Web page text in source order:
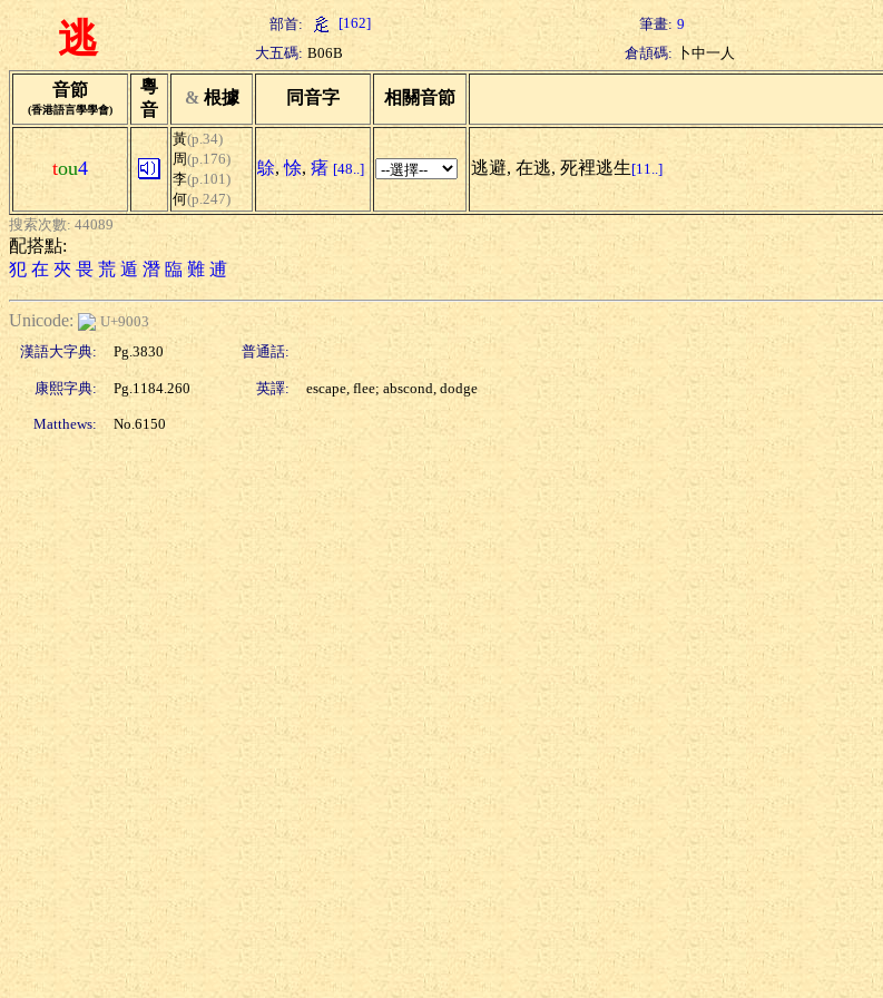
逃 部首: [162] 筆畫: 9
大五碼: B06B 倉頡碼: 卜中一人
音節
(香港語言學學會)
粵
音
& 根據 同音字 相關音節
tou4
黃(p.34)
周(p.176)
李(p.101)
何(p.247)
鵌,悇, 瘏 [48..] 逃避, 在逃, 死裡逃生[11..]
搜索次數: 44089
配搭點:
犯 在 夾 畏 荒 遁 潛 臨 難 逋
Unicode:
U+9003
漢語大字典:
Pg.3830 普通話:
康熙字典: Pg.1184.260 英譯: escape, flee; abscond, dodge
Matthews: No.6150